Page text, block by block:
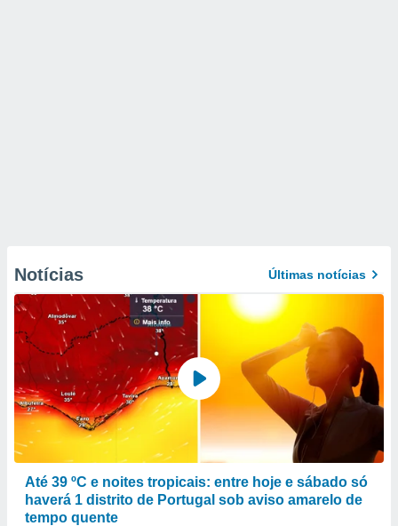
Notícias Últimas notícias
Até 39 ºC e noites tropicais: entre hoje e sábado só
haverá 1 distrito de Portugal sob aviso amarelo de
tempo quente